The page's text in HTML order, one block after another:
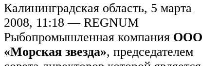
Калининградская область, 5 марта
2008, 11:18 — REGNUM
Рыбопромышленная компания ООО
«Морская звезда», председателем